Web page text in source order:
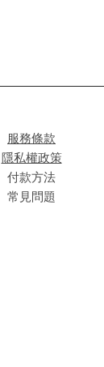
服務條款
隱私權政策
付款方法
常見問題